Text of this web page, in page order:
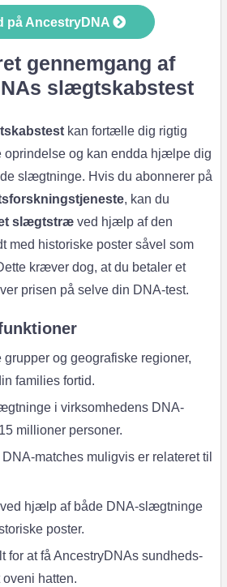
på AncestryDNA
gennemgang af
slægtskabstest
kan fortælle dig rigtig
oprindelse og kan endda hjælpe dig
slægtninge. Hvis du abonnerer på
, kan du
slægtstræved hjælp af den
med historiske poster såvel som
kræver dog, at du betaler et
prisen på selve din DNA-test.
og geografiske regioner,
families fortid.
i virksomhedens DNA-
millioner personer.
matches muligvis er relateret til
hjælp af både DNA-slægtninge
poster.
for at få AncestryDNAs sundheds-
hatten.